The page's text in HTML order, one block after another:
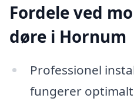
Fordele ved
døre i Hornum
Professionel
fungerer